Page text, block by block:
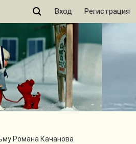
Вход Регистрация
Романа Качанова